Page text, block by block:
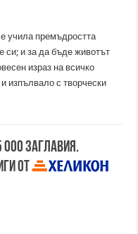
учила премъдростта
си; и за да бъде животът
израз на всичко
изпълвало с творчески
000 заглавия.
от